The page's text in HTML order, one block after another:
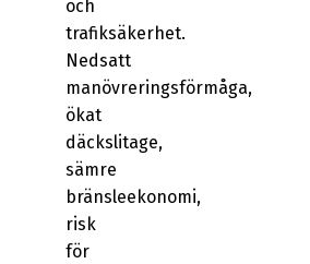
och
trafiksäkerhet.
Nedsatt
manövreringsförmåga,
ökat
däckslitage,
sämre
bränsleekonomi,
risk
för